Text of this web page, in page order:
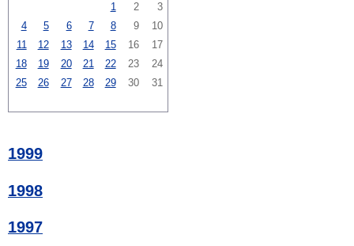
1
2
3
4
5 6 7 8 9
10
11
12 13 14 15 16
17
18
19 20 21 22 23
24
25
26 27 28 29 30 31
1999
1998
1997